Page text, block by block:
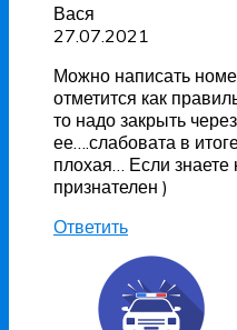
Вася
27.07.2021
Можно написать
отметится как
то надо закрыть
ее….слабовата в
плохая… Если знаете
признателен )
Ответить